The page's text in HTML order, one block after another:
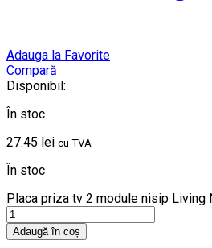
Adauga la Favorite
Compară
Disponibil:
În stoc
27.45 lei cu TVA
În stoc
Placa priza tv 2 module nisip
Adaugă în coș